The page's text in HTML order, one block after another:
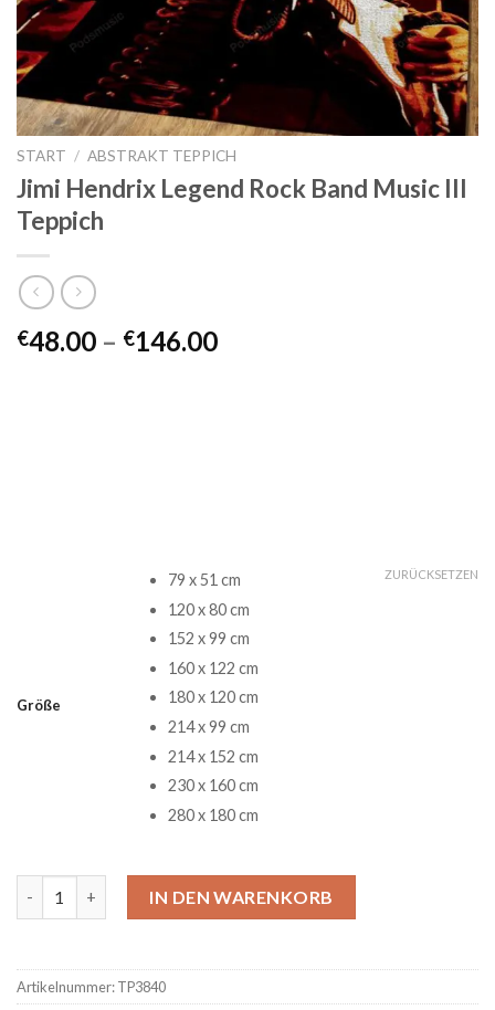
START / ABSTRAKT TEPPICH
Jimi Hendrix Legend Rock Band Music III
Teppich
€48.00 – €146.00Preisspanne:
Größe
79 x 51 cm
120 x 80 cm
152 x 99 cm
160 x 122 cm
180 x 120 cm
214 x 99 cm
214 x 152 cm
230 x 160 cm
280 x 180 cm
ZURÜCKSETZEN
IN DEN WARENKORB
Artikelnummer:TP3840